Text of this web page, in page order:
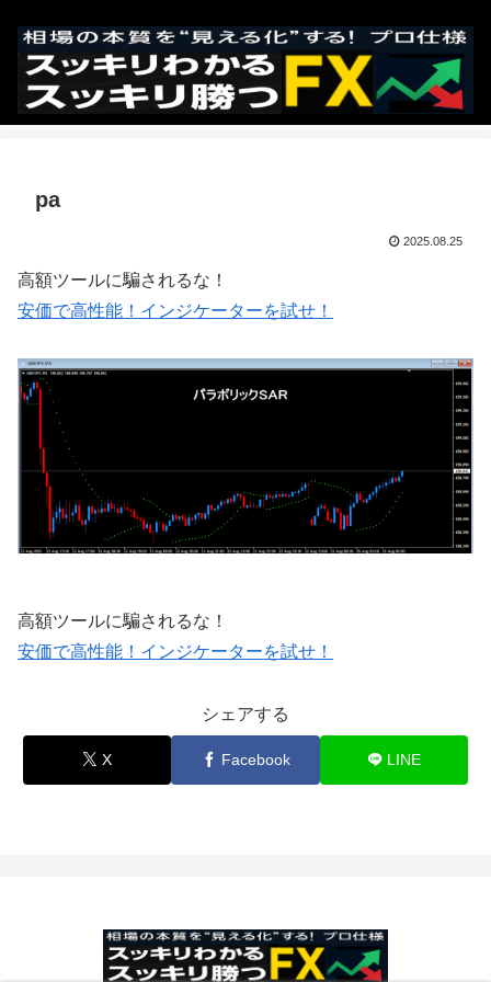
pa
2025.08.25
高額ツールに騙されるな！
安価で高性能！インジケーターを試せ！
高額ツールに騙されるな！
安価で高性能！インジケーターを試せ！
シェアする
X Facebook LINE